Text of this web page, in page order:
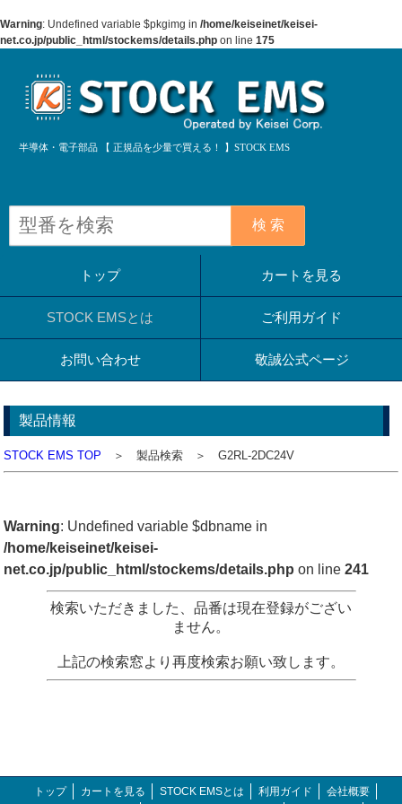
Warning: Undefined variable $pkgimg in /home/keiseinet/keisei-
net.co.jp/public_html/stockems/details.php on line 175
半導体・電子部品 【 正規品を少量で買える！ 】STOCK EMS
検 索
トップ カートを見る
STOCK EMSとは ご利用ガイド
お問い合わせ 敬誠公式ページ
製品情報
STOCK EMS TOP ＞ 製品検索 ＞ G2RL-2DC24V
Warning: Undefined variable $dbname in
/home/keiseinet/keisei-
net.co.jp/public_html/stockems/details.php on line241
検索いただきました、品番は現在登録がござい
ません。
上記の検索窓より再度検索お願い致します。
トップ カートを見る STOCK EMSとは 利用ガイド
会社概要